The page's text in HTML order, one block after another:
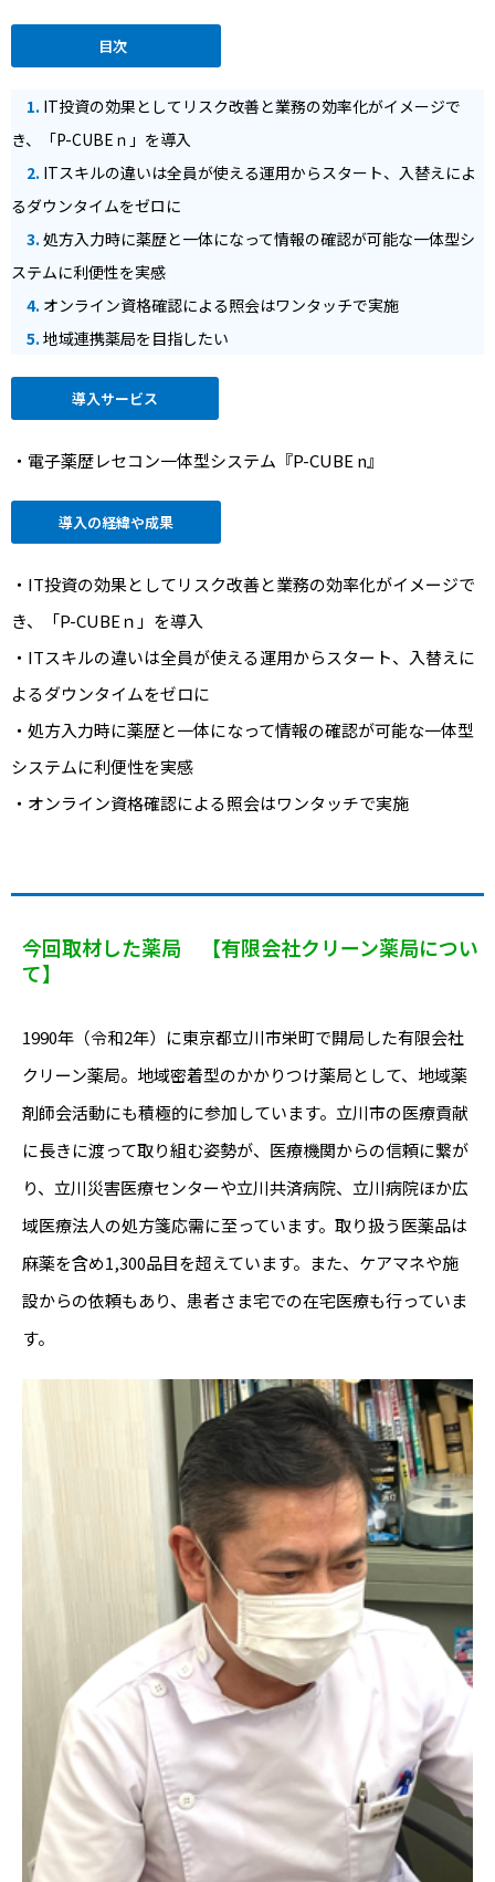
目次
1. IT投資の効果としてリスク改善と業務の効率化がイメージで
き、「P-CUBEｎ」を導入
2. ITスキルの違いは全員が使える運用からスタート、入替えによ
るダウンタイムをゼロに
3. 処方入力時に薬歴と一体になって情報の確認が可能な一体型シ
ステムに利便性を実感
4. オンライン資格確認による照会はワンタッチで実施
5. 地域連携薬局を目指したい
導入サービス
・電子薬歴レセコン一体型システム『P-CUBE n』
導入の経緯や成果
・IT投資の効果としてリスク改善と業務の効率化がイメージで
き、「P-CUBEｎ」を導入
・ITスキルの違いは全員が使える運用からスタート、入替えに
よるダウンタイムをゼロに
・処方入力時に薬歴と一体になって情報の確認が可能な一体型
システムに利便性を実感
・オンライン資格確認による照会はワンタッチで実施
今回取材した薬局 【有限会社クリーン薬局につい
て】
1990年（令和2年）に東京都立川市栄町で開局した有限会社
クリーン薬局。地域密着型のかかりつけ薬局として、地域薬
剤師会活動にも積極的に参加しています。立川市の医療貢献
に長きに渡って取り組む姿勢が、医療機関からの信頼に繋が
り、立川災害医療センターや立川共済病院、立川病院ほか広
域医療法人の処方箋応需に至っています。取り扱う医薬品は
麻薬を含め1,300品目を超えています。また、ケアマネや施
設からの依頼もあり、患者さま宅での在宅医療も行っていま
す。